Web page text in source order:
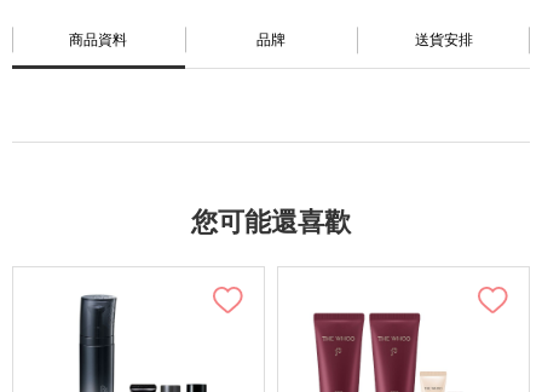
商品資料 品牌 送貨安排
您可能還喜歡